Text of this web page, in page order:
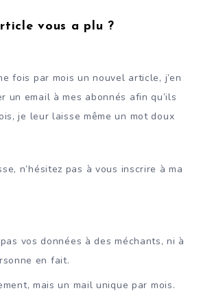
vous a plu ?
fois par mois un nouvel article, j’en
un email à mes abonnés afin qu’ils
je leur laisse même un mot doux
n’hésitez pas à vous inscrire à ma
vos données à des méchants, ni à
en fait.
mais un mail unique par mois.